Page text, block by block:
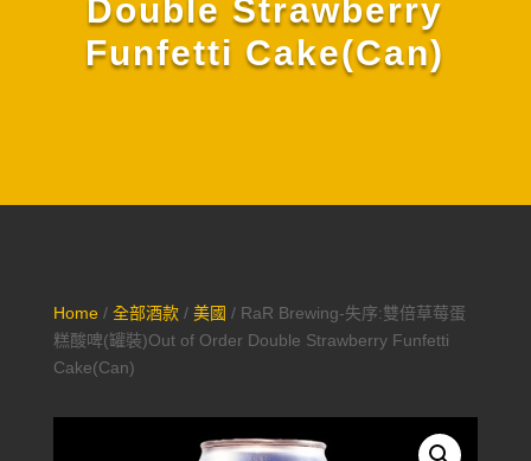
Double Strawberry
Funfetti Cake(Can)
Home/ 全部酒款/ 美國 / RaR Brewing-失序:雙倍草莓蛋
糕酸啤(罐裝)Out of Order Double Strawberry Funfetti
Cake(Can)